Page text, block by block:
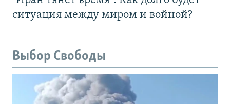
ситуация между миром и войной?
Выбор Свободы